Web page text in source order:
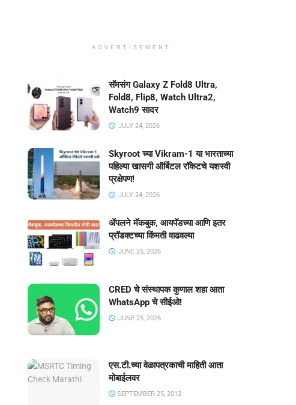
ADVERTISEMENT
सॅमसंग Galaxy Z Fold8 Ultra,
Fold8, Flip8, Watch Ultra2,
Watch9 सादर
JULY 24, 2026
Skyroot च्या Vikram-1 या भारताच्या
पहिल्या खासगी ऑर्बिटल रॉकेटचे यशस्वी
प्रक्षेपण!
JULY 24, 2026
ॲपलने मॅकबुक, आयपॅडच्या आणि इतर
प्रॉडक्टच्या किंमती वाढवल्या
JUNE 25, 2026
CRED चे संस्थापक कुणाल शहा आता
WhatsApp चे सीईओ!
JUNE 25, 2026
एस.टी.च्या वेळापत्रकाची माहिती आता
मोबाईलवर
SEPTEMBER 25, 2012